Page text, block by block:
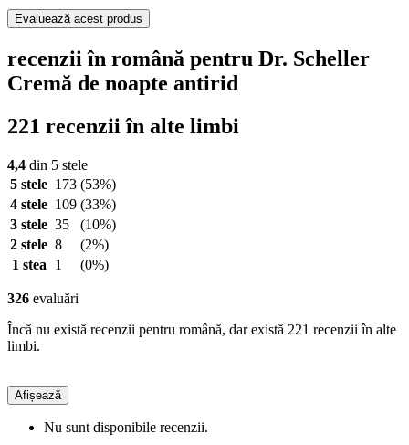
Evaluează acest produs
recenzii în română pentru Dr. Scheller
Cremă de noapte antirid
221 recenzii în alte limbi
4,4 din 5 stele
5 stele 173 (53%)
4 stele 109 (33%)
3 stele 35
(10%)
2 stele 8
(2%)
1 stea
1 (0%)
326 evaluări
Încă nu există recenzii pentru română, dar există 221 recenzii în alte
limbi.
Afișează
Nu sunt disponibile recenzii.